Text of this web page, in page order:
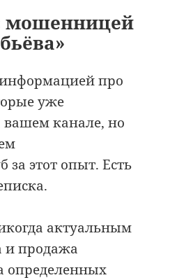
мошенницей
про
уже
канале, но
за этот опыт. Есть
актуальным
и продажа
определенных